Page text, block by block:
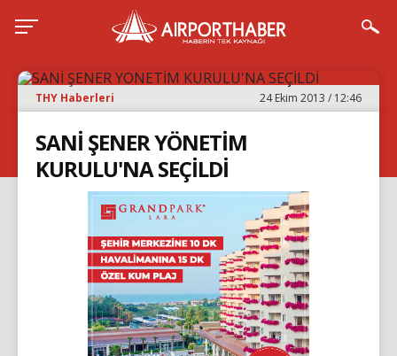
THY Haberleri 24 Ekim 2013 / 12:46
SANİ ŞENER YÖNETİM
KURULU'NA SEÇİLDİ